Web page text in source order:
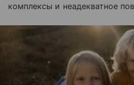
комплексы и неадекватное